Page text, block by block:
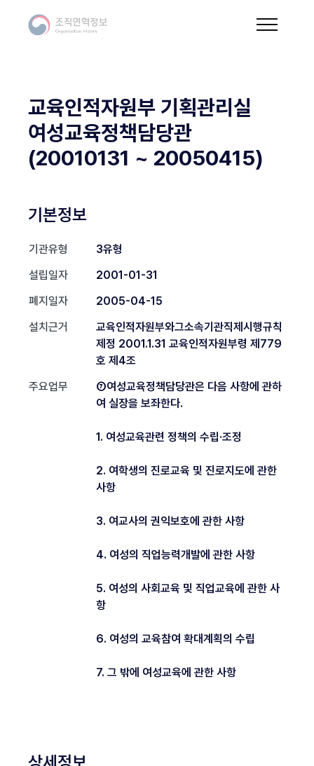
교육인적자원부 기획관리실
여성교육정책담당관
(20010131 ~ 20050415)
기본정보
기관유형
3유형
설립일자
2001-01-31
폐지일자
2005-04-15
설치근거
교육인적자원부와그소속기관직제시행규칙
제정 2001.1.31 교육인적자원부령 제779
호 제4조
주요업무
⑦여성교육정책담당관은 다음 사항에 관하
여 실장을 보좌한다.
1. 여성교육관련 정책의 수립·조정
2. 여학생의 진로교육 및 진로지도에 관한
사항
3. 여교사의 권익보호에 관한 사항
4. 여성의 직업능력개발에 관한 사항
5. 여성의 사회교육 및 직업교육에 관한 사
항
6. 여성의 교육참여 확대계획의 수립
7. 그 밖에 여성교육에 관한 사항